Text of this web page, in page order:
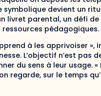
symbolique devient un
livret parental, un défi
pédagogiques.
à les apprivoiser »,
L’objectif n’est pas
du sens à leur usage.
regarde, sur le temps